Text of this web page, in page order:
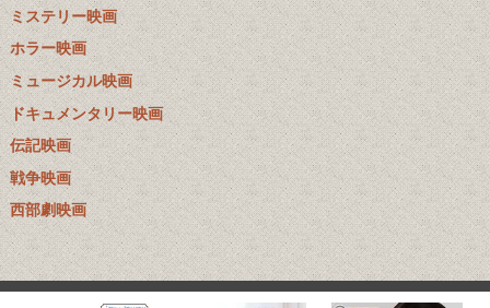
ミステリー映画
ホラー映画
ミュージカル映画
ドキュメンタリー映画
伝記映画
戦争映画
西部劇映画